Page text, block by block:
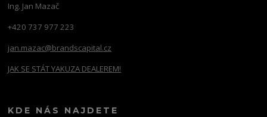
Ing. Jan Mazač
+420 737 977 223
jan.mazac@brandscapital.cz
JAK SE STÁT YAKUZA DEALEREM!
KDE NÁS NAJDETE